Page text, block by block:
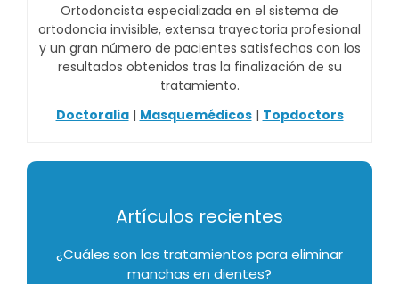
Ortodoncista especializada en el sistema de
ortodoncia invisible, extensa trayectoria profesional
y un gran número de pacientes satisfechos con los
resultados obtenidos tras la finalización de su
tratamiento.
Doctoralia| Masquemédicos| Topdoctors
Artículos recientes
¿Cuáles son los tratamientos para eliminar
manchas en dientes?